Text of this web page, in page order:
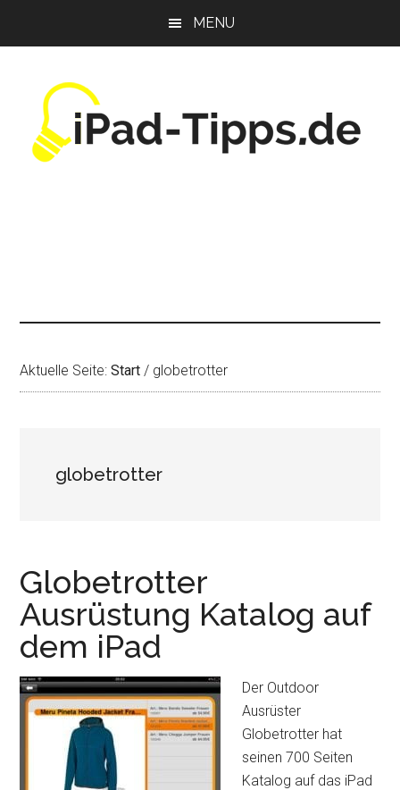
MENU
Aktuelle Seite:Start / globetrotter
globetrotter
Globetrotter
Ausrüstung Katalog auf
dem iPad
Der Outdoor
Ausrüster
Globetrotter hat
seinen 700 Seiten
Katalog auf das iPad